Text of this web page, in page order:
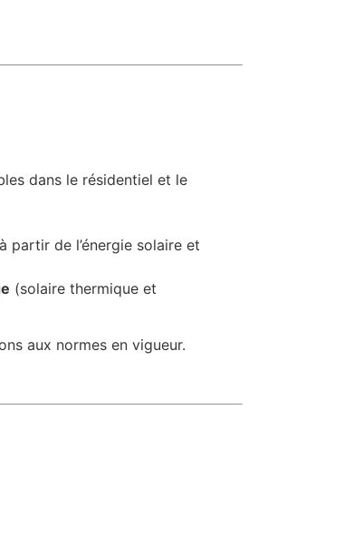
dans le résidentiel et le
partir de l’énergie solaire et
(solaire thermique et
aux normes en vigueur.